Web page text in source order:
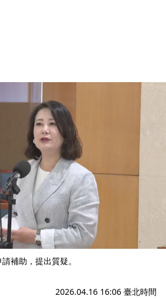
補助，提出質疑。
2026.04.16 16:06 臺北時間